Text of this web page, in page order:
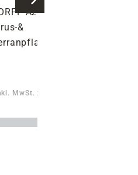
Azet DüngeSticks
&
40 Stück
MwSt.zzgl. Versandkosten